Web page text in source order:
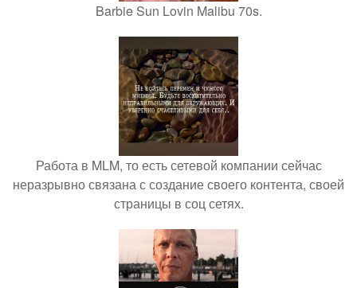
Barbie Sun Lovin Malibu 70s.
Работа в MLM, то есть сетевой компании сейчас
неразрывно связана с создание своего контента, своей
страницы в соц сетях.